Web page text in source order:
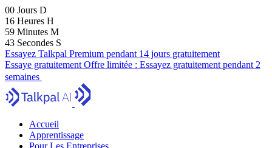
00 Jours D
16 Heures H
59 Minutes M
41 Secondes S
Essayez Talkpal Premium pendant 14 jours gratuitement
Essaye gratuitement Offre limitée : Essayez gratuitement pendant 2
semaines
Accueil
Apprentissage
Pour Les Entreprises